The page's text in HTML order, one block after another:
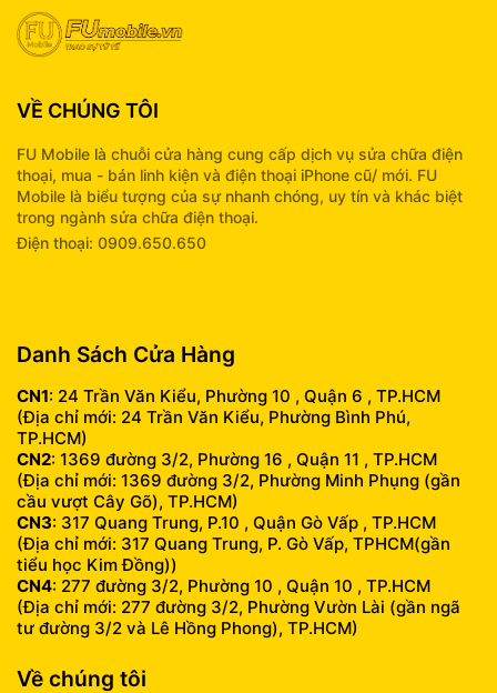
VỀ CHÚNG TÔI
FU Mobile là chuỗi cửa hàng cung cấp dịch vụ sửa chữa điện
thoại, mua - bán linh kiện và điện thoại iPhone cũ/ mới. FU
Mobile là biểu tượng của sự nhanh chóng, uy tín và khác biệt
trong ngành sửa chữa điện thoại.
Điện thoại: 0909.650.650
Danh Sách Cửa Hàng
CN1: 24 Trần Văn Kiểu, Phường 10 , Quận 6 , TP.HCM
(Địa chỉ mới: 24 Trần Văn Kiểu, Phường Bình Phú,
TP.HCM)
CN2: 1369 đường 3/2, Phường 16 , Quận 11 , TP.HCM
(Địa chỉ mới: 1369 đường 3/2, Phường Minh Phụng (gần
cầu vượt Cây Gõ), TP.HCM)
CN3: 317 Quang Trung, P.10 , Quận Gò Vấp , TP.HCM
(Địa chỉ mới: 317 Quang Trung, P. Gò Vấp, TPHCM(gần
tiểu học Kim Đồng))
CN4: 277 đường 3/2, Phường 10 , Quận 10 , TP.HCM
(Địa chỉ mới: 277 đường 3/2, Phường Vườn Lài (gần ngã
tư đường 3/2 và Lê Hồng Phong), TP.HCM)
Về chúng tôi